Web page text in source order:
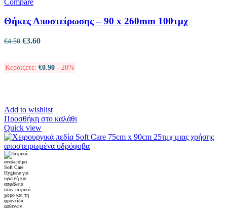
Θήκες Αποστείρωσης – 90 x 260mm 100τμχ
€4.50 Original
€4.50.
€3.60Η
είναι:
Κερδίζετε: €0.90 - 20%
Add to wishlist
Προσθήκη στο καλάθι
Quick view